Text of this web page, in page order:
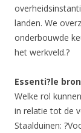
landen. We
onderbouwde
het werkveld.?
Essenti?le bron
Welke rol
in relatie tot de
Staalduinen: